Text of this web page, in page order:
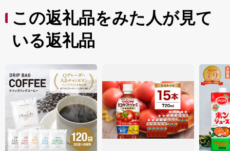
この返礼品をみた人が見て
いる返礼品